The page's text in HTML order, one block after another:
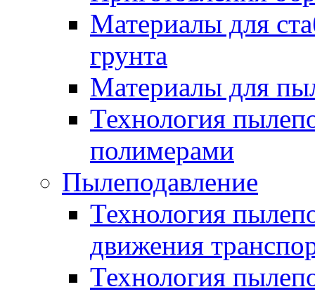
Материалы для
грунта
Материалы для
Технология
полимерами
Пылеподавление
Технология
движения
Технология